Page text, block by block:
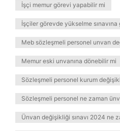
İşçi memur görevi yapabilir mi
İşçiler görevde yükselme sınavına
Meb sözleşmeli personel unvan
Memur eski unvanına dönebilir mi
Sözleşmeli personel kurum
Sözleşmeli personel ne zaman
Ünvan değişikliği sınavı 2024 ne